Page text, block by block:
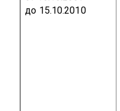
до 15.10.2010